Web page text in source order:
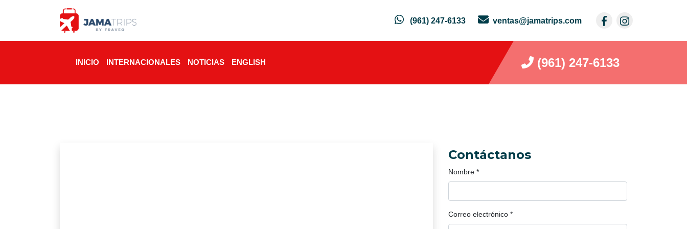
(961) 247-6133 ventas@jamatrips.com
INICIO INTERNACIONALES NOTICIAS ENGLISH (961) 247-6133
Contáctanos
Nombre *
Correo electrónico *